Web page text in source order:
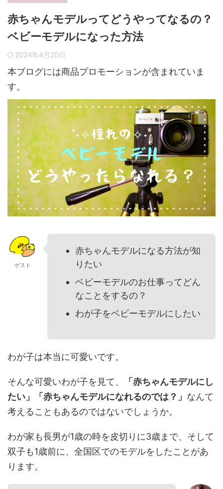
赤ちゃんモデルってどうやってなるの？
ベビーモデルになった方法
2024年4月20日
本ブログには商品プロモーションが含まれていま
す。
ゲスト
赤ちゃんモデルになる方法が知
りたい
ベビーモデルのお仕事ってどん
なことをするの？
わが子をベビーモデルにしたい
わが子は本当に可愛いです。
そんな可愛いわが子を見て、
「赤ちゃんモデルにし
たい」「赤ちゃんモデルになれるのでは？」 なんて
考えることもあるのではないでしょうか。
わが家も長男が1歳の時を皮切りに3歳まで、そして
双子も1歳前に、全国区でのモデルをしたことがあ
ります。